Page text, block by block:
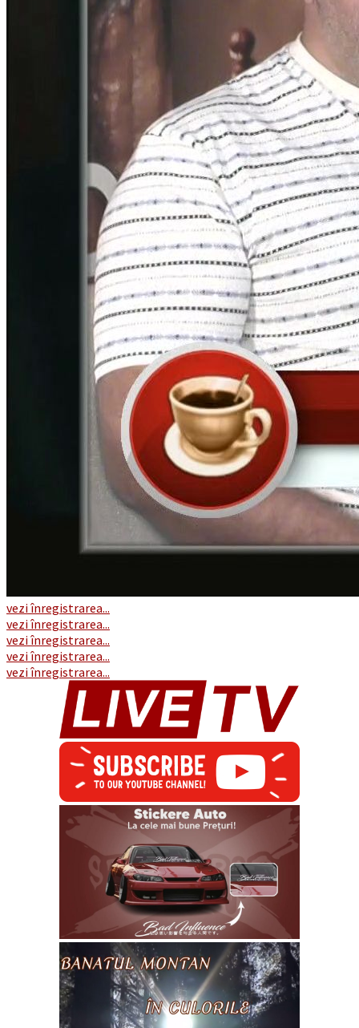
vezi înregistrarea...
vezi înregistrarea...
vezi înregistrarea...
vezi înregistrarea...
vezi înregistrarea...